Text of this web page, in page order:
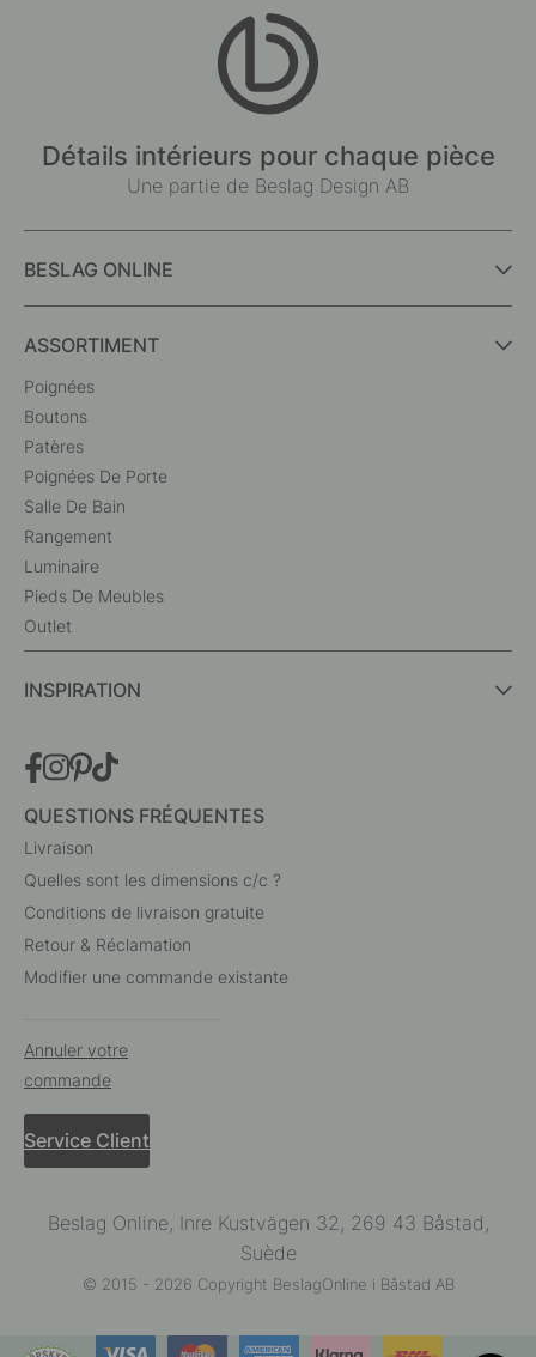
Détails intérieurs pour chaque pièce
Une partie de Beslag Design AB
BESLAG ONLINE
ASSORTIMENT
Poignées
Boutons
Patères
Poignées De Porte
Salle De Bain
Rangement
Luminaire
Pieds De Meubles
Outlet
INSPIRATION
QUESTIONS FRÉQUENTES
Livraison
Quelles sont les dimensions c/c ?
Conditions de livraison gratuite
Retour & Réclamation
Modifier une commande existante
Annuler votre
commande
Service Client
Beslag Online, Inre Kustvägen 32, 269 43 Båstad,
Suède
© 2015 - 2026 Copyright BeslagOnline i Båstad AB